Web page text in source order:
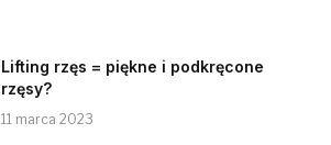
Lifting rzęs = piękne i podkręcone
rzęsy?
11 marca 2023